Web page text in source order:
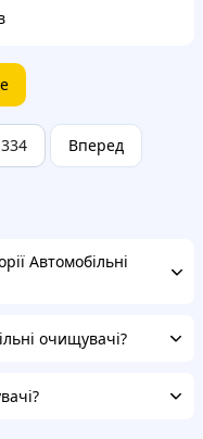
334 Вперед
Автомобільні
очищувачі?